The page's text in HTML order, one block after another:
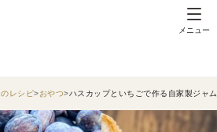
メニュー
レシピ おやつ ハスカップといちごで作る自家製ジャム